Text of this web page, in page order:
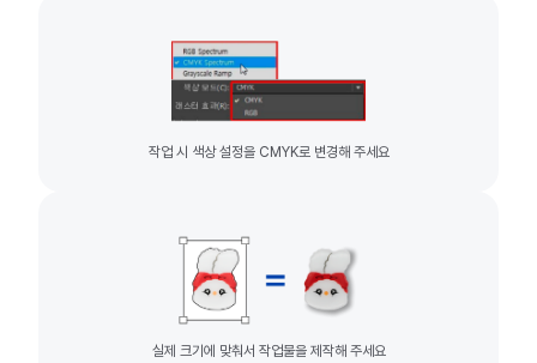
작업 시 색상 설정을 CMYK로 변경해 주세요
실제 크기에 맞춰서 작업물을 제작해 주세요